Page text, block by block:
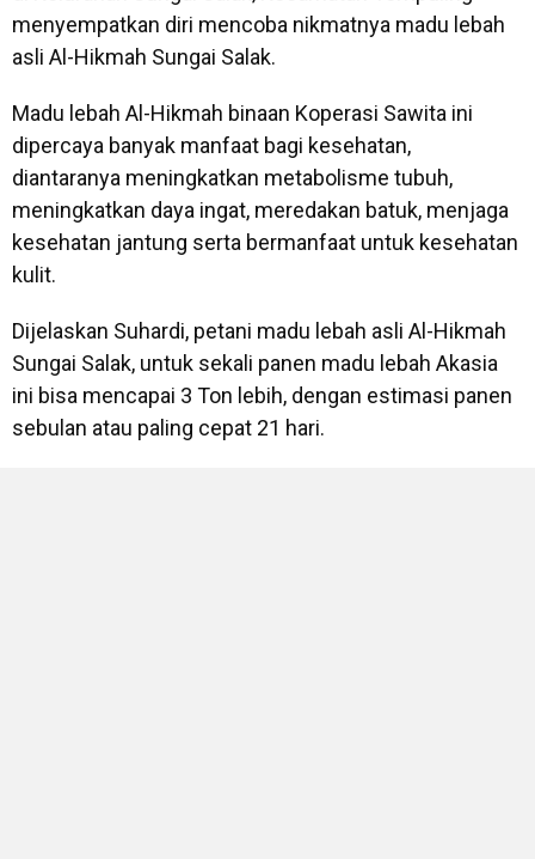
menyempatkan diri mencoba nikmatnya madu lebah
asli Al-Hikmah Sungai Salak.
Madu lebah Al-Hikmah binaan Koperasi Sawita ini
dipercaya banyak manfaat bagi kesehatan,
diantaranya meningkatkan metabolisme tubuh,
meningkatkan daya ingat, meredakan batuk, menjaga
kesehatan jantung serta bermanfaat untuk kesehatan
kulit.
Dijelaskan Suhardi, petani madu lebah asli Al-Hikmah
Sungai Salak, untuk sekali panen madu lebah Akasia
ini bisa mencapai 3 Ton lebih, dengan estimasi panen
sebulan atau paling cepat 21 hari.